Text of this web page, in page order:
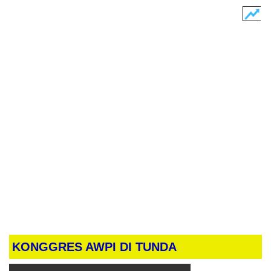
KONGGRES AWPI DI TUNDA